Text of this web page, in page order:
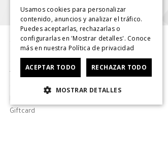
Servicio al consumidor
Contáctanos
Giftcard
Usamos cookies para personalizar
contenido, anuncios y analizar el tráfico.
Puedes aceptarlas, rechazarlas o
configurarlas en 'Mostrar detalles'. Conoce
más en nuestra Política de privacidad
ACEPTAR TODO RECHAZAR TODO
MOSTRAR DETALLES